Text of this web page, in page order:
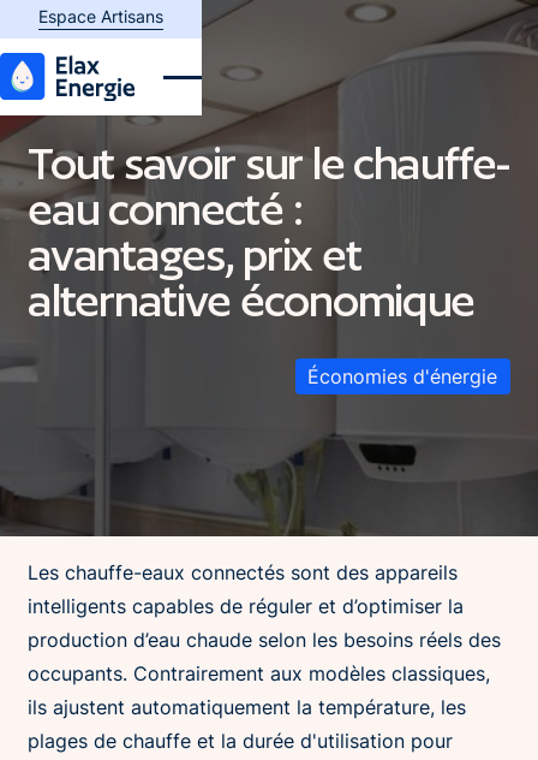
Espace plombier
Espace Artisans
Tout savoir sur le chauffe-
eau connecté :
avantages, prix et
alternative économique
Économies d'énergie
Les chauffe-eaux connectés sont des appareils
intelligents capables de réguler et d’optimiser la
production d’eau chaude selon les besoins réels des
occupants. Contrairement aux modèles classiques,
ils ajustent automatiquement la température, les
plages de chauffe et la durée d'utilisation pour